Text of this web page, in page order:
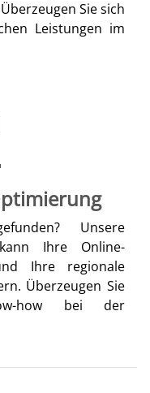
Sie sich
Leistungen im
Unsere
kann Ihre Online-
Ihre regionale
Überzeugen Sie
how bei der